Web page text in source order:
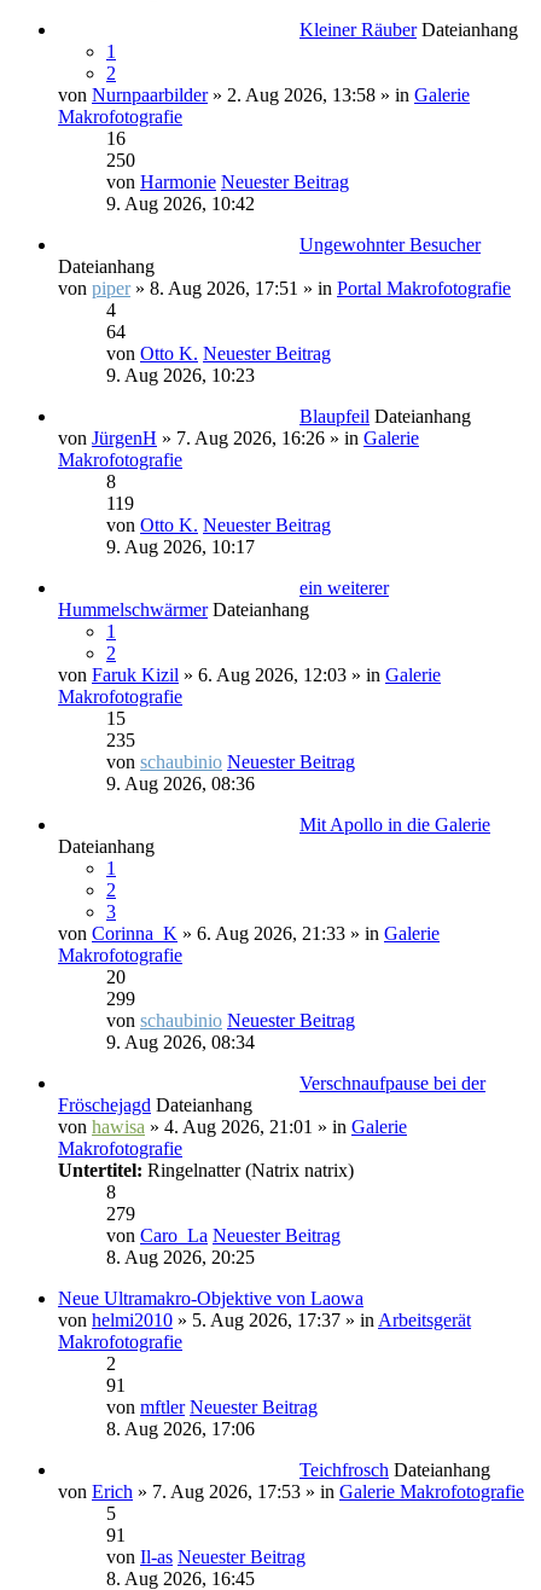
Kleiner Räuber Dateianhang
1
2
von Nurnpaarbilder» 2. Aug 2026, 13:58 » in Galerie
Makrofotografie
16
250
von Harmonie Neuester Beitrag
9. Aug 2026, 10:42
Ungewohnter Besucher
Dateianhang
von piper» 8. Aug 2026, 17:51 » in Portal Makrofotografie
4
64
von Otto K. Neuester Beitrag
9. Aug 2026, 10:23
Blaupfeil Dateianhang
von JürgenH » 7. Aug 2026, 16:26 » in Galerie
Makrofotografie
8
119
von Otto K. Neuester Beitrag
9. Aug 2026, 10:17
ein weiterer
Hummelschwärmer Dateianhang
1
2
von Faruk Kizil » 6. Aug 2026, 12:03 » in Galerie
Makrofotografie
15
235
von schaubinio Neuester Beitrag
9. Aug 2026, 08:36
Mit Apollo in die Galerie
Dateianhang
1
2
3
von Corinna_K » 6. Aug 2026, 21:33 » in Galerie
Makrofotografie
20
299
von schaubinio Neuester Beitrag
9. Aug 2026, 08:34
Verschnaufpause bei der
Fröschejagd Dateianhang
von hawisa » 4. Aug 2026, 21:01 » in Galerie
Makrofotografie
Untertitel: Ringelnatter (Natrix natrix)
8
279
von Caro_La Neuester Beitrag
8. Aug 2026, 20:25
Neue Ultramakro-Objektive von Laowa
von helmi2010 » 5. Aug 2026, 17:37 » in Arbeitsgerät
Makrofotografie
2
91
von mftler Neuester Beitrag
8. Aug 2026, 17:06
Teichfrosch Dateianhang
von Erich » 7. Aug 2026, 17:53 » in Galerie Makrofotografie
5
91
von Il-as Neuester Beitrag
8. Aug 2026, 16:45